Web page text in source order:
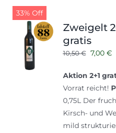
33% Off
Zweigelt
gratis
10,50€
war:
10,50 €
7,00 €
Aktion 2+1
Vorrat reicht!
0,75L Der
Kirsch- und
mild